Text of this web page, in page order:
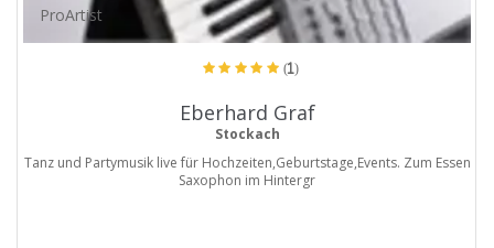
ProArtist
(1)
Eberhard Graf
Stockach
Tanz und Partymusik live für Hochzeiten,Geburtstage,Events. Zum Essen
Saxophon im Hintergr